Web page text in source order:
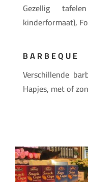
Gezellig
kinderformaat),
BARBEQUE
Verschillende
Hapjes, met of